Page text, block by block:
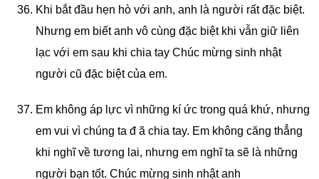
Khi bắt đầu hẹn hò với anh, anh là người rất đặc biệt.
Nhưng em biết anh vô cùng đặc biệt khi vẫn giữ liên
lạc với em sau khi chia tay Chúc mừng sinh nhật
người cũ đặc biệt của em.
Em không áp lực vì những kí ức trong quá khứ, nhưng
em vui vì chúng ta đ ã chia tay. Em không căng thẳng
khi nghĩ về tương lai, nhưng em nghĩ ta sẽ là những
người bạn tốt. Chúc mừng sinh nhật anh